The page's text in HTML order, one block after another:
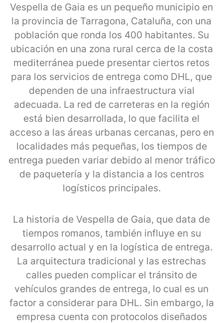
Vespella de Gaia es un pequeño municipio en
la provincia de Tarragona, Cataluña, con una
población que ronda los 400 habitantes. Su
ubicación en una zona rural cerca de la costa
mediterránea puede presentar ciertos retos
para los servicios de entrega como DHL, que
dependen de una infraestructura vial
adecuada. La red de carreteras en la región
está bien desarrollada, lo que facilita el
acceso a las áreas urbanas cercanas, pero en
localidades más pequeñas, los tiempos de
entrega pueden variar debido al menor tráfico
de paquetería y la distancia a los centros
logísticos principales.
La historia de Vespella de Gaia, que data de
tiempos romanos, también influye en su
desarrollo actual y en la logística de entrega.
La arquitectura tradicional y las estrechas
calles pueden complicar el tránsito de
vehículos grandes de entrega, lo cual es un
factor a considerar para DHL. Sin embargo, la
empresa cuenta con protocolos diseñados